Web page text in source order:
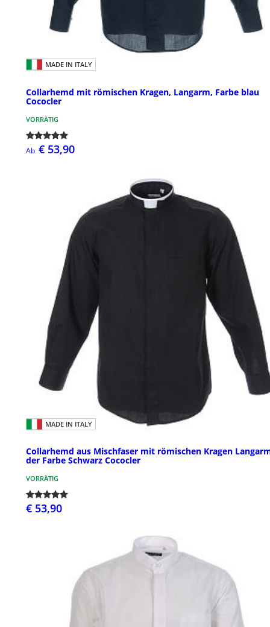
MADE IN ITALY
Collarhemd mit römischen Kragen, Langarm, Farbe blau
Cococler
VORRÄTIG
Ab € 53,90
MADE IN ITALY
Collarhemd aus Mischfaser mit römischen Kragen
der Farbe Schwarz Cococler
VORRÄTIG
€ 53,90